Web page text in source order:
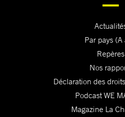
Par pays (A
Repères
Nos
Déclaration des
Podcast WE
Magazine La